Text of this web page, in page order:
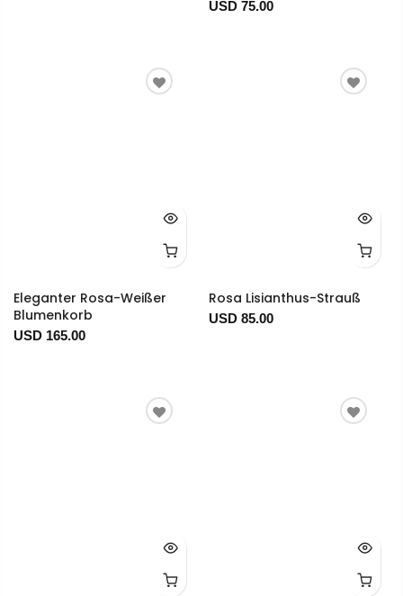
USD 75.00
Eleganter Rosa-Weißer
Blumenkorb
USD 165.00
Rosa Lisianthus-Strauß
USD 85.00